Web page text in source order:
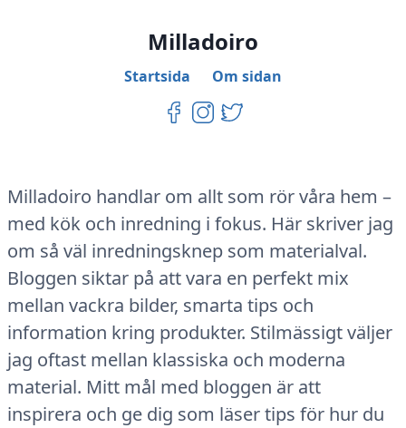
Milladoiro
Startsida Om sidan
Milladoiro handlar om allt som rör våra hem –
med kök och inredning i fokus. Här skriver jag
om så väl inredningsknep som materialval.
Bloggen siktar på att vara en perfekt mix
mellan vackra bilder, smarta tips och
information kring produkter. Stilmässigt väljer
jag oftast mellan klassiska och moderna
material. Mitt mål med bloggen är att
inspirera och ge dig som läser tips för hur du